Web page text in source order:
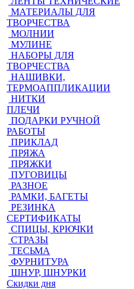
МАТЕРИАЛЫ ДЛЯ
ТВОРЧЕСТВА
МОЛНИИ
МУЛИНЕ
НАБОРЫ ДЛЯ
ТВОРЧЕСТВА
НАШИВКИ,
ТЕРМОАППЛИКАЦИИ
НИТКИ
ПЛЕЧИ
ПОДАРКИ РУЧНОЙ
РАБОТЫ
ПРИКЛАД
ПРЯЖА
ПРЯЖКИ
ПУГОВИЦЫ
РАЗНОЕ
РАМКИ, БАГЕТЫ
РЕЗИНКА
СЕРТИФИКАТЫ
СПИЦЫ, КРЮЧКИ
СТРАЗЫ
ТЕСЬМА
ФУРНИТУРА
ШНУР, ШНУРКИ
Скидки дня